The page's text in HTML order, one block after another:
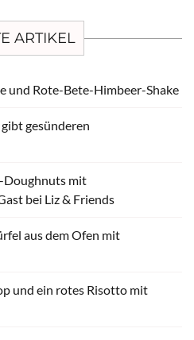
ARTIKEL
und Rote-Bete-Himbeer-Shake
gesünderen
Doughnuts mit
bei Liz & Friends
aus dem Ofen mit
und ein rotes Risotto mit